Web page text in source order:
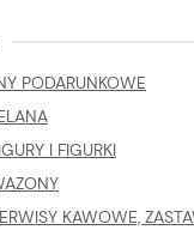
PODARUNKOWE
I FIGURKI
KAWOWE,